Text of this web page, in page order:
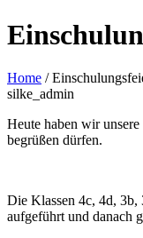
Home /
silke_admin
Heute haben wir
begrüßen dürfen.
Die Klassen 4c, 4d, 3b,
aufgeführt und danach